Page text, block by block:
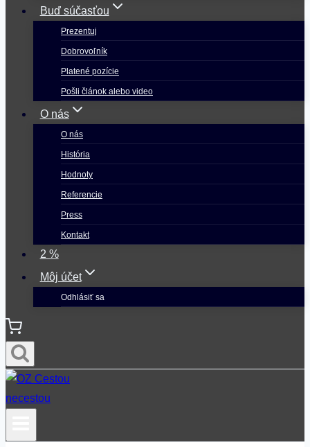
Buď súčasťou
Prezentuj
Dobrovoľník
Platené pozície
Pošli článok alebo video
O nás
O nás
História
Hodnoty
Referencie
Press
Kontakt
2 %
Môj účet
Odhlásiť sa